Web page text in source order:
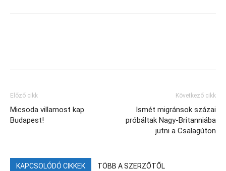
Előző cikk
Micsoda villamost kap
Budapest!
Következő cikk
Ismét migránsok százai
próbáltak Nagy-Britanniába
jutni a Csalagúton
KAPCSOLÓDÓ CIKKEK TÖBB A SZERZŐTŐL